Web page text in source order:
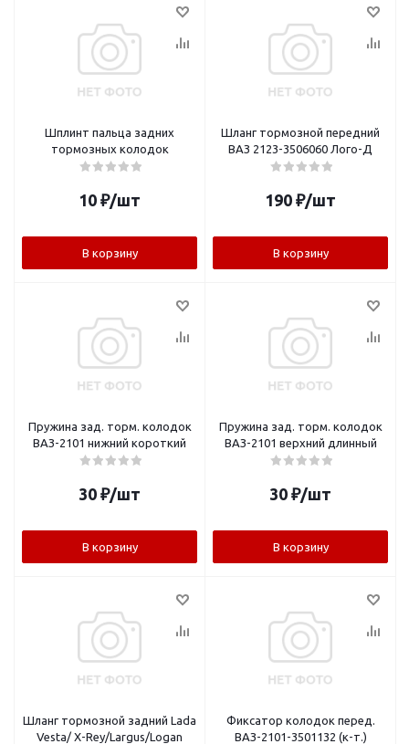
Шплинт пальца задних
тормозных колодок
10 ₽/шт
В корзину
Шланг тормозной передний
ВАЗ 2123-3506060 Лого-Д
190 ₽/шт
В корзину
Пружина зад. торм. колодок
ВАЗ-2101 нижний короткий
30 ₽/шт
В корзину
Пружина зад. торм. колодок
ВАЗ-2101 верхний длинный
30 ₽/шт
В корзину
Шланг тормозной задний Lada
Vesta/ X-Rey/Largus/Logan
Фиксатор колодок перед.
ВАЗ-2101-3501132 (к-т.)